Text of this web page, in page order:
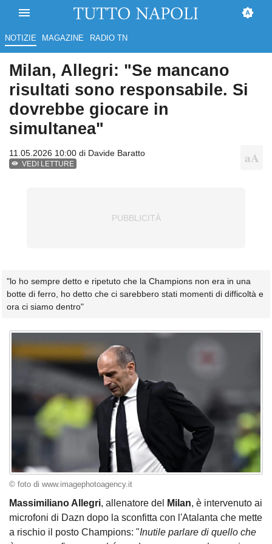
NOTIZIE MAGAZINE RADIO TN
Milan, Allegri: "Se mancano
risultati sono responsabile. Si
dovrebbe giocare in
simultanea"
11.05.2026 10:00 di Davide Baratto
VEDI LETTURE
"lo ho sempre detto e ripetuto che la Champions non era in una
botte di ferro, ho detto che ci sarebbero stati momenti di difficoltà e
ora ci siamo dentro"
© foto di www.imagephotoagency.it
Massimiliano Allegri, allenatore del Milan, è intervenuto ai
microfoni di Dazn dopo la sconfitta con l'Atalanta che mette
a rischio il posto Champions: "Inutile parlare di quello che